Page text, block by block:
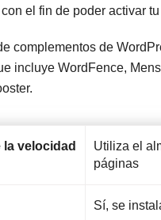
el fin de poder activar
complementos de
incluye WordFence,
velocidad
Utiliza el
páginas
Sí, se